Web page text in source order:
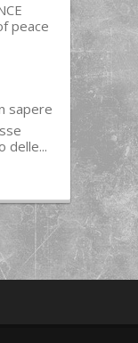
peace
sapere
delle...